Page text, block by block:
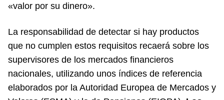
«valor por su dinero».
La responsabilidad de detectar si hay productos
que no cumplen estos requisitos recaerá sobre los
supervisores de los mercados financieros
nacionales, utilizando unos índices de referencia
elaborados por la Autoridad Europea de Mercados y